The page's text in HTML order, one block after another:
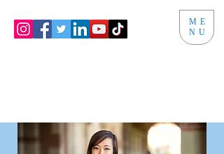
ME
NU